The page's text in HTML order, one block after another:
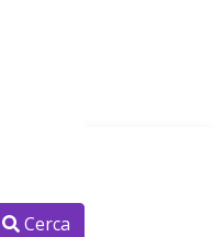
Cerca